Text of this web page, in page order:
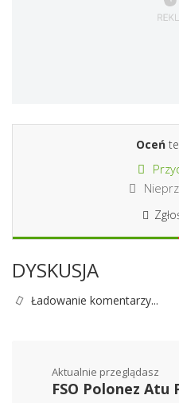
Oceń
DYSKUSJA
Ładowanie komentarzy...
Aktualnie przeglądasz
FSO Polonez Atu